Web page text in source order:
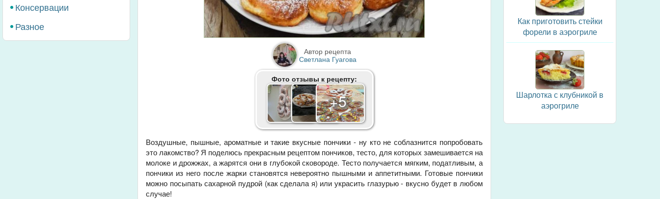
Консервации
Разное
Автор рецепта
Светлана Гуагова
Фото отзывы к рецепту:
+5
Воздушные, пышные, ароматные и такие вкусные пончики - ну кто не соблазнится попробовать
это лакомство? Я поделюсь прекрасным рецептом пончиков, тесто, для которых замешивается на
молоке и дрожжах, а жарятся они в глубокой сковороде. Тесто получается мягким, податливым, а
пончики из него после жарки становятся невероятно пышными и аппетитными. Готовые пончики
можно посыпать сахарной пудрой (как сделала я) или украсить глазурью - вкусно будет в любом
случае!
Как приготовить стейки
форели в аэрогриле
Шарлотка с клубникой в
аэрогриле